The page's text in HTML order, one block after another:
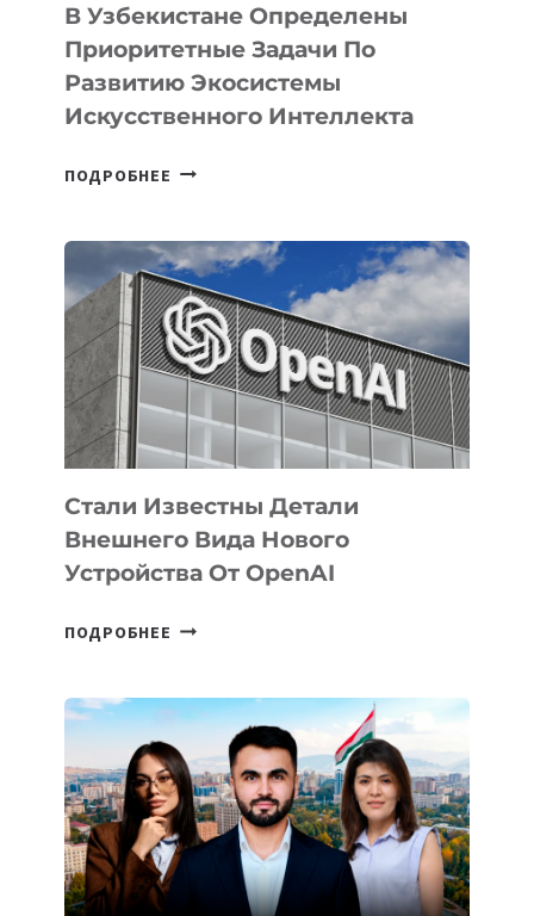
В Узбекистане Определены
Приоритетные Задачи По
Развитию Экосистемы
Искусственного Интеллекта
ПОДРОБНЕЕ
ПРИОРИТЕТНЫЕ
ЗАДАЧИ
ПО
РАЗВИТИЮ
ЭКОСИСТЕМЫ
ИСКУССТВЕННОГО
ИНТЕЛЛЕКТА
Стали Известны Детали
Внешнего Вида Нового
Устройства От OpenAI
ПОДРОБНЕЕ СТАЛИ
ВНЕШНЕГО
ВИДА
НОВОГО
УСТРОЙСТВА
ОТ
OPENAI